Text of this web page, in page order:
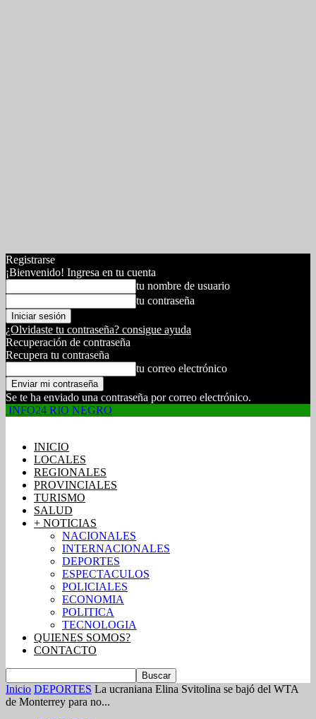
Registrarse
¡Bienvenido! Ingresa en tu cuenta
tu nombre de usuario
tu contraseña
¿Olvidaste tu contraseña? consigue ayuda
Recuperación de contraseña
Recupera tu contraseña
tu correo electrónico
Se te ha enviado una contraseña por correo electrónico.
INFO24 RIO NEGRO
INICIO
LOCALES
REGIONALES
PROVINCIALES
TURISMO
SALUD
+ NOTICIAS
NACIONALES
INTERNACIONALES
DEPORTES
ESPECTACULOS
POLICIALES
ECONOMIA
POLITICA
TECNOLOGIA
QUIENES SOMOS?
CONTACTO
Inicio DEPORTES La ucraniana Elina Svitolina se bajó del WTA
de Monterrey para no...